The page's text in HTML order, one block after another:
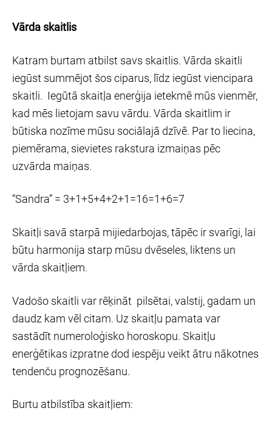
Vārda skaitlis
Katram burtam atbilst savs skaitlis. Vārda skaitli
iegūst summējot šos ciparus, līdz iegūst viencipara
skaitli. Iegūtā skaitļa enerģija ietekmē mūs vienmēr,
kad mēs lietojam savu vārdu. Vārda skaitlim ir
būtiska nozīme mūsu sociālajā dzīvē. Par to liecina,
piemērama, sievietes rakstura izmaiņas pēc
uzvārda maiņas.
“Sandra” = 3+1+5+4+2+1=16=1+6=7
Skaitļi savā starpā mijiedarbojas, tāpēc ir svarīgi, lai
būtu harmonija starp mūsu dvēseles, liktens un
vārda skaitļiem.
Vadošo skaitli var rēķināt pilsētai, valstij, gadam un
daudz kam vēl citam. Uz skaitļu pamata var
sastādīt numeroloģisko horoskopu. Skaitļu
enerģētikas izpratne dod iespēju veikt ātru nākotnes
tendenču prognozēšanu.
Burtu atbilstība skaitļiem: